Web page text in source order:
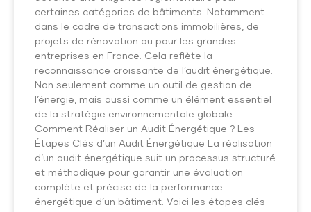
certaines catégories de bâtiments. Notamment
dans le cadre de transactions immobilières, de
projets de rénovation ou pour les grandes
entreprises en France. Cela reflète la
reconnaissance croissante de l’audit énergétique.
Non seulement comme un outil de gestion de
l’énergie, mais aussi comme un élément essentiel
de la stratégie environnementale globale.
Comment Réaliser un Audit Énergétique ? Les
Étapes Clés d’un Audit Énergétique La réalisation
d’un audit énergétique suit un processus structuré
et méthodique pour garantir une évaluation
complète et précise de la performance
énergétique d’un bâtiment. Voici les étapes clés